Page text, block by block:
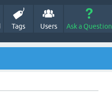
Tags Users Ask a Question